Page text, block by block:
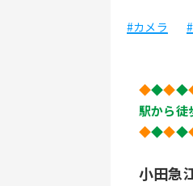
#カメラ
◆◆◆◆
駅から徒
◆◆◆◆
小田急